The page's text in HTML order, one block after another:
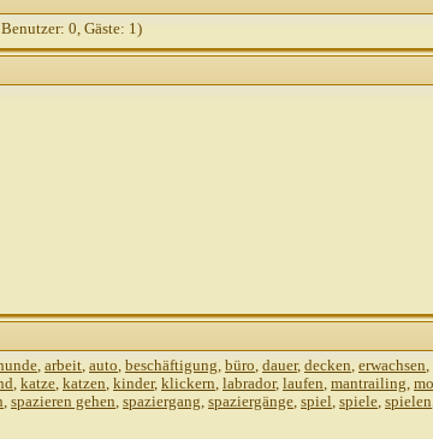
14:41
0, Gäste: 1)
, arbeit, auto, beschäftigung, büro, dauer, decken, erwachsen,
, katze, katzen, kinder, klickern, labrador, laufen, mantrailing,
, spazieren gehen, spaziergang, spaziergänge, spiel, spiele, spielen